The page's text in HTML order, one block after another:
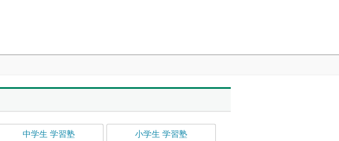
中学生 学習塾 小学生 学習塾